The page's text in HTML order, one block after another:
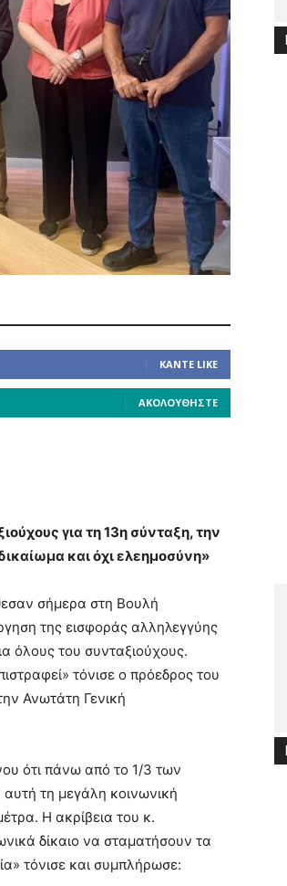
ΚΆΝΤΕ LIKE
ΑΚΟΛΟΥΘΉΣΤΕ
για τη 13η σύνταξη, την
και όχι ελεημοσύνη»
σήμερα στη Βουλή
της εισφοράς αλληλεγγύης
όλους του συνταξιούχους.
τόνισε ο πρόεδρος του
Ανωτάτη Γενική
ότι πάνω από το 1/3 των
τη μεγάλη κοινωνική
Η ακρίβεια του κ.
δίκαιο να σταματήσουν τα
τόνισε και συμπλήρωσε: